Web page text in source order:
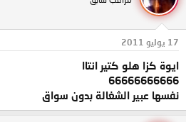
17 يوليو 2011
ايوة كزا هلو كتير انتاا
66666666666
نفسها عبير الشغالة بدون سواق